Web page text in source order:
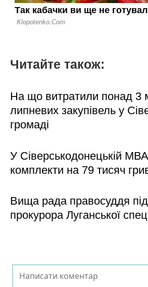
Читайте також:
На що витратили понад 3
липневих закупівель у
громаді
У Сіверськодонецькій
комплекти на 79 тисяч
Вища рада правосуддя
прокурора Луганської